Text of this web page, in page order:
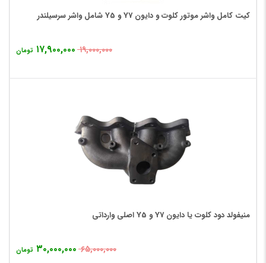
کیت کامل واشر موتور کلوت و دایون Y7 و Y5 شامل واشر سرسیلندر
۱۹,۰۰۰,۰۰۰ ۱۷,۹۰۰,۰۰۰ تومان
منیفولد دود کلوت یا دایون Y7 و Y5 اصلی وارداتی
۶۵,۰۰۰,۰۰۰ ۳۰,۰۰۰,۰۰۰ تومان